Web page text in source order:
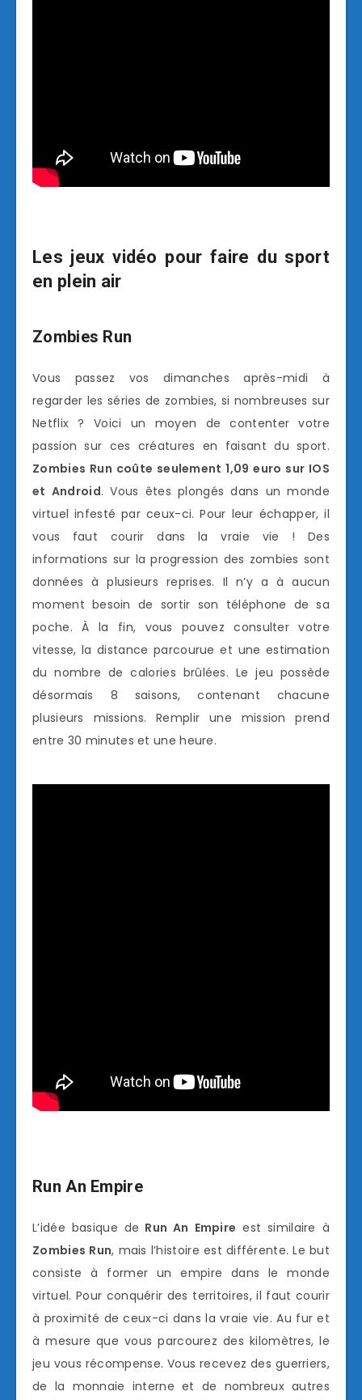
Les jeux vidéo pour faire du sport
en plein air
Zombies Run
Vous passez vos dimanches après-midi à
regarder les séries de zombies, si nombreuses sur
Netflix ? Voici un moyen de contenter votre
passion sur ces créatures en faisant du sport.
Zombies Run coûte seulement 1,09 euro sur IOS
et Android. Vous êtes plongés dans un monde
virtuel infesté par ceux-ci. Pour leur échapper, il
vous faut courir dans la vraie vie ! Des
informations sur la progression des zombies sont
données à plusieurs reprises. Il n’y a à aucun
moment besoin de sortir son téléphone de sa
poche. À la fin, vous pouvez consulter votre
vitesse, la distance parcourue et une estimation
du nombre de calories brûlées. Le jeu possède
désormais 8 saisons, contenant chacune
plusieurs missions. Remplir une mission prend
entre 30 minutes et une heure.
Run An Empire
L’idée basique de Run An Empire est similaire à
Zombies Run, mais l’histoire est différente. Le but
consiste à former un empire dans le monde
virtuel. Pour conquérir des territoires, il faut courir
à proximité de ceux-ci dans la vraie vie. Au fur et
à mesure que vous parcourez des kilomètres, le
jeu vous récompense. Vous recevez des guerriers,
de la monnaie interne et de nombreux autres